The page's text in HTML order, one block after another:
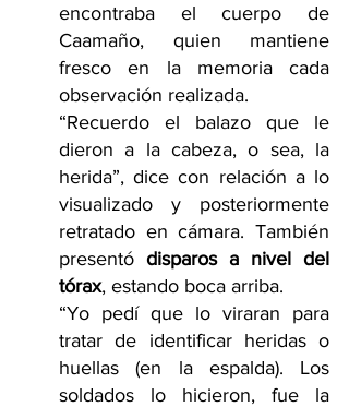
encontraba el cuerpo de
Caamaño, quien mantiene
fresco en la memoria cada
observación realizada.
“Recuerdo el balazo que le
dieron a la cabeza, o sea, la
herida”, dice con relación a lo
visualizado y posteriormente
retratado en cámara. También
presentó disparos a nivel del
tórax, estando boca arriba.
“Yo pedí que lo viraran para
tratar de identificar heridas o
huellas (en la espalda). Los
soldados lo hicieron, fue la